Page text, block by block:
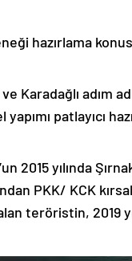
hazırlama
adım
patlayıcı
2015 yılında
PKK/ KCK
teröristin, 2019